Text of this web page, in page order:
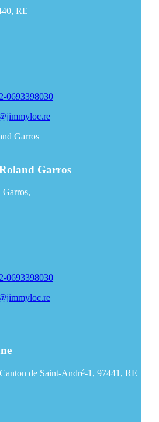
RE
0693398030
Garros
Garros
0693398030
de Saint-André-1, 97441, RE